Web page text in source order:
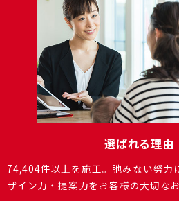
選ばれる理由
74,404件以上を施⼯。弛みない努⼒
ザイン⼒・提案⼒をお客様の⼤切な